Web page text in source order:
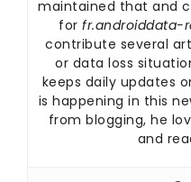
maintained that and
for fr.androiddata-
contribute several
or data loss
keeps daily updates
is happening in this
from blogging, he
and